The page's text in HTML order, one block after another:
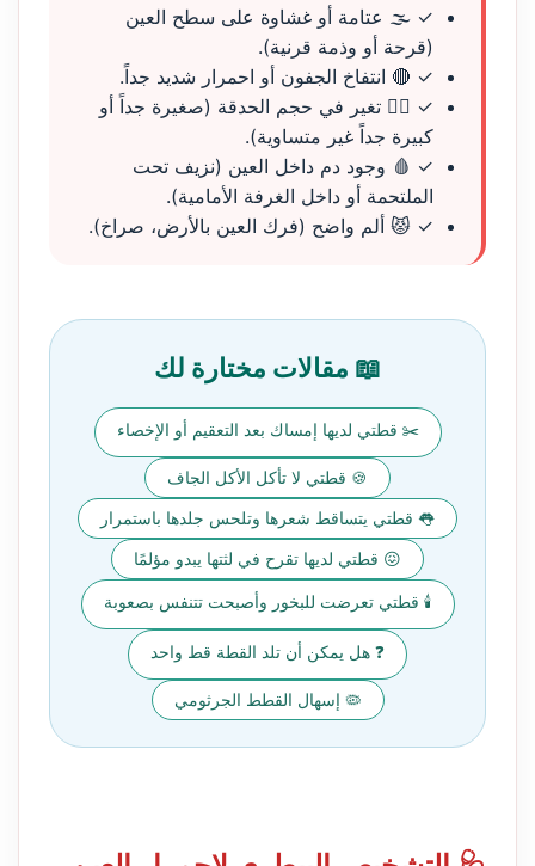
✓ 🌫️ عتامة أو غشاوة على سطح العين
(قرحة أو وذمة قرنية).
✓ 🔴 انتفاخ الجفون أو احمرار شديد جداً.
✓ 🧑‍⚕️ تغير في حجم الحدقة (صغيرة جداً أو
كبيرة جداً غير متساوية).
✓ 🩸 وجود دم داخل العين (نزيف تحت
الملتحمة أو داخل الغرفة الأمامية).
✓ 😾 ألم واضح (فرك العين بالأرض، صراخ).
📖 مقالات مختارة لك
✂️ قطتي لديها إمساك بعد التعقيم أو الإخصاء
🍪 قطتي لا تأكل الأكل الجاف
👅 قطتي يتساقط شعرها وتلحس جلدها باستمرار
😖 قطتي لديها تقرح في لثتها يبدو مؤلمًا
🕯️ قطتي تعرضت للبخور وأصبحت تتنفس بصعوبة
❓ هل يمكن أن تلد القطة قط واحد
🦠 إسهال القطط الجرثومي